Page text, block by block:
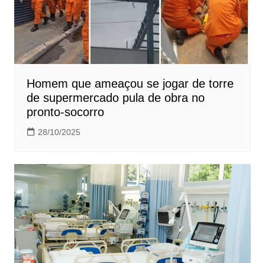
Homem que ameaçou se jogar de torre
de supermercado pula de obra no
pronto-socorro
28/10/2025